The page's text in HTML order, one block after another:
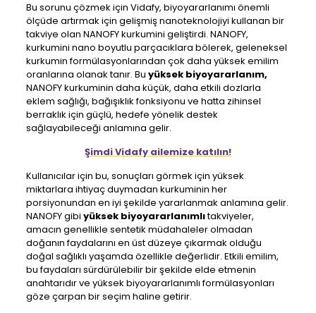
Bu sorunu çözmek için Vidafy, biyoyararlanımı önemli
ölçüde artırmak için gelişmiş nanoteknolojiyi kullanan bir
takviye olan NANOFY kurkumini geliştirdi. NANOFY,
kurkumini nano boyutlu parçacıklara bölerek, geleneksel
kurkumin formülasyonlarından çok daha yüksek emilim
oranlarına olanak tanır. Bu yüksek biyoyararlanım,
NANOFY kurkuminin daha küçük, daha etkili dozlarla
eklem sağlığı, bağışıklık fonksiyonu ve hatta zihinsel
berraklık için güçlü, hedefe yönelik destek
sağlayabileceği anlamına gelir.
Şimdi Vidafy ailemize katılın!
Kullanıcılar için bu, sonuçları görmek için yüksek
miktarlara ihtiyaç duymadan kurkuminin her
porsiyonundan en iyi şekilde yararlanmak anlamına gelir.
NANOFY gibi yüksek biyoyararlanımlıtakviyeler,
amacın genellikle sentetik müdahaleler olmadan
doğanın faydalarını en üst düzeye çıkarmak olduğu
doğal sağlıklı yaşamda özellikle değerlidir. Etkili emilim,
bu faydaları sürdürülebilir bir şekilde elde etmenin
anahtarıdır ve yüksek biyoyararlanımlı formülasyonları
göze çarpan bir seçim haline getirir.